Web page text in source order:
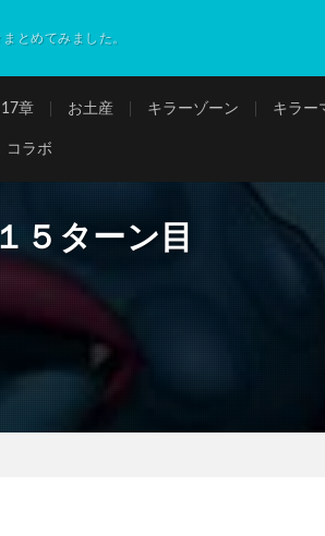
とめてみました。
17章 お土産 キラーゾーン キラー
コラボ
５ターン目